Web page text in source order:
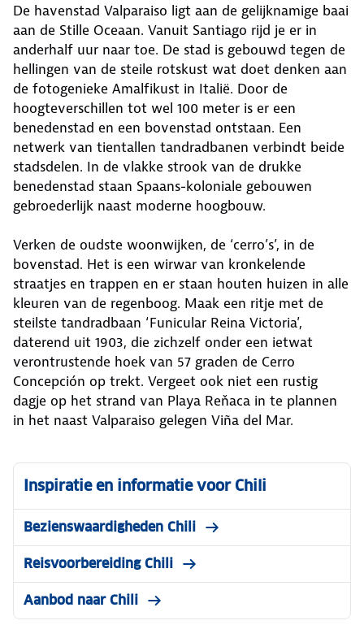
De havenstad Valparaiso ligt aan de gelijknamige baai
aan de Stille Oceaan. Vanuit Santiago rijd je er in
anderhalf uur naar toe. De stad is gebouwd tegen de
hellingen van de steile rotskust wat doet denken aan
de fotogenieke Amalfikust in Italië. Door de
hoogteverschillen tot wel 100 meter is er een
benedenstad en een bovenstad ontstaan. Een
netwerk van tientallen tandradbanen verbindt beide
stadsdelen. In de vlakke strook van de drukke
benedenstad staan Spaans-koloniale gebouwen
gebroederlijk naast moderne hoogbouw.
Verken de oudste woonwijken, de ‘cerro’s’, in de
bovenstad. Het is een wirwar van kronkelende
straatjes en trappen en er staan houten huizen in alle
kleuren van de regenboog. Maak een ritje met de
steilste tandradbaan ‘Funicular Reina Victoria’,
daterend uit 1903, die zichzelf onder een ietwat
verontrustende hoek van 57 graden de Cerro
Concepción op trekt. Vergeet ook niet een rustig
dagje op het strand van Playa Reňaca in te plannen
in het naast Valparaiso gelegen Viña del Mar.
Inspiratie en informatie voor Chili
Bezienswaardigheden Chili
Reisvoorbereiding Chili
Aanbod naar Chili